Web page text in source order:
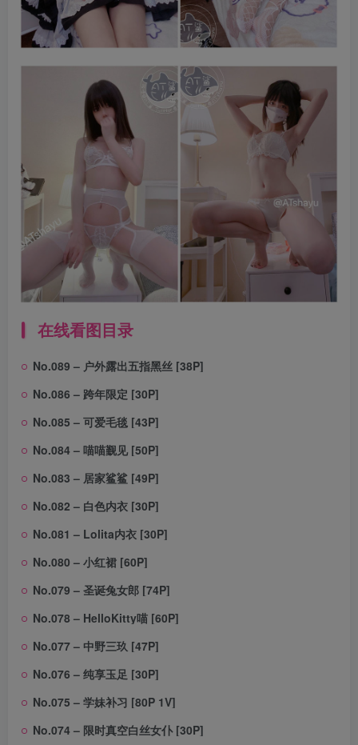
在线看图目录
No.089 – 户外露出五指黑丝 [38P]
No.086 – 跨年限定 [30P]
No.085 – 可爱毛毯 [43P]
No.084 – 喵喵觐见 [50P]
No.083 – 居家鲨鲨 [49P]
No.082 – 白色内衣 [30P]
No.081 – Lolita内衣 [30P]
No.080 – 小红裙 [60P]
No.079 – 圣诞兔女郎 [74P]
No.078 – HelloKitty喵 [60P]
No.077 – 中野三玖 [47P]
No.076 – 纯享玉足 [30P]
No.075 – 学妹补习 [80P 1V]
No.074 – 限时真空白丝女仆 [30P]